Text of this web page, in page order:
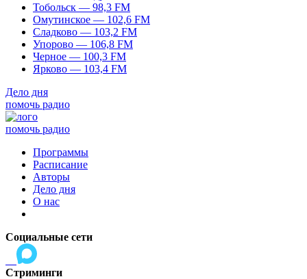
Тобольск — 98,3 FM
Омутинское — 102,6 FM
Сладково — 103,2 FM
Упорово — 106,8 FM
Черное — 100,3 FM
Ярково — 103,4 FM
Дело дня
помочь радио
помочь радио
Программы
Расписание
Авторы
Дело дня
О нас
Социальные сети
Стриминги